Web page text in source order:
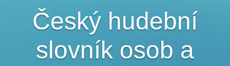
Český hudební
slovník osob a